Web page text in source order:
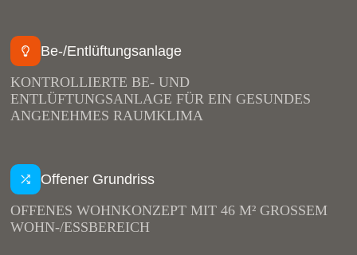
Be-/Entlüftungsanlage
KONTROLLIERTE BE- UND
ENTLÜFTUNGSANLAGE FÜR EIN GESUNDES
ANGENEHMES RAUMKLIMA
Offener Grundriss
OFFENES WOHNKONZEPT MIT 46 M² GROSSEM
WOHN-/ESSBEREICH